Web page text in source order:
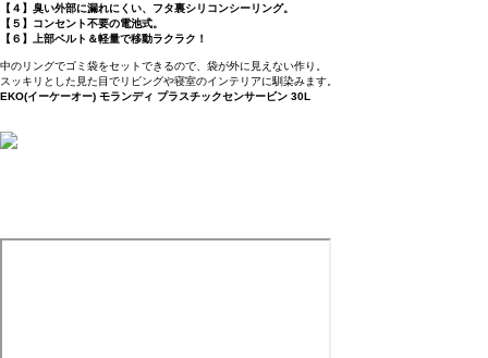
【４】臭い外部に漏れにくい、フタ裏シリコンシーリング。
【５】コンセント不要の電池式。
【６】上部ベルト＆軽量で移動ラクラク！
中のリングでゴミ袋をセットできるので、袋が外に見えない作り。
スッキリとした見た目でリビングや寝室のインテリアに馴染みます。
EKO(イーケーオー) モランディ プラスチックセンサービン 30L